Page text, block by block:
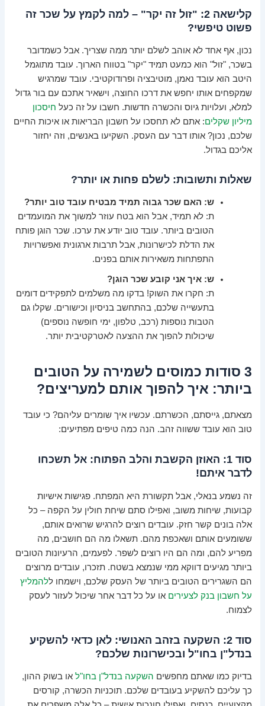
קלישאה 2: "זול זה יקר" – למה לקמץ על שכר זה
פשוט טיפשי?
נכון, אף אחד לא אוהב לשלם יותר ממה שצריך. אבל כשמדובר
בשכר, "זול" הוא כמעט תמיד "יקר" בטווח הארוך. עובד מתוגמל
היטב הוא עובד נאמן, מוטיבציה ופרודוקטיבי. עובד שמרגיש
שמקפחים אותו יחפש את דרכו החוצה, וישאיר אתכם עם בור גדול
למלא, ועלויות גיוס והכשרה חדשות. חשבו על זה כעל חיסכון
מיליון שקלים: אתם לא תחסכו על חשבון הבריאות או איכות החיים
שלכם, נכון? אותו דבר עם העסק. השקיעו באנשים, וזה יחזור
אליכם בגדול.
שאלות ותשובות: לשלם פחות או יותר?
ש: האם שכר גבוה תמיד מבטיח עובד טוב יותר?
ת: לא תמיד, אבל הוא בטח עוזר למשוך את המועמדים
הטובים ביותר. עובד טוב יודע את ערכו. שכר הוגן פותח
את הדלת לכישרונות, אבל תרבות ארגונית ואפשרויות
התפתחות משאירות אותם בפנים.
ש: איך אני קובע שכר הוגן?
ת: חקרו את השוק! בדקו מה משלמים לתפקידים דומים
בתעשייה שלכם, בהתחשב בניסיון וכישורים. שקלו גם
הטבות נוספות (רכב, טלפון, ימי חופשה נוספים)
שיכולות להפוך את ההצעה לאטרקטיבית יותר.
3 סודות כמוסים לשמירה על הטובים
ביותר: איך להפוך אותם למעריצים?
מצאתם, גייסתם, הכשרתם. עכשיו איך שומרים עליהם? כי עובד
טוב הוא עובד ששווה זהב. הנה כמה טיפים מפתיעים:
סוד 1: האוזן הקשבת והלב הפתוח: אל תשכחו
לדבר איתם!
זה נשמע בנאלי, אבל תקשורת היא המפתח. פגישות אישיות
קבועות, שיחות משוב, ואפילו סתם שיחת חולין על הקפה – כל
אלה בונים קשר חזק. עובדים רוצים להרגיש שרואים אותם,
ששומעים אותם ושאכפת מהם. תשאלו מה הם חושבים, מה
מפריע להם, ומה הם היו רוצים לשפר. לפעמים, הרעיונות הטובים
ביותר מגיעים דווקא ממי שנמצא בשטח. תזכרו, עובדים מרוצים
הם השגרירים הטובים ביותר של העסק שלכם, וישמחו ללהמליץ
על חשבון בנק לצעירים או על כל דבר אחר שיכול לעזור לעסק
לצמוח.
סוד 2: השקעה בזהב האנושי: לאן כדאי להשקיע
בנדל"ן בחו"ל ובכישרונות שלכם?
בדיוק כמו שאתם מחפשים השקעה בנדל"ן בחו"ל או בשוק ההון,
כך עליכם להשקיע בעובדים שלכם. תוכניות הכשרה, קורסים